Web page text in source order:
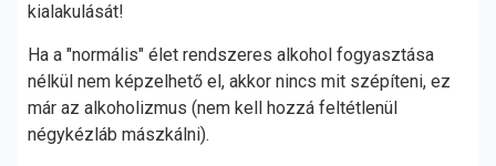
kialakulását!
Ha a "normális" élet rendszeres alkohol fogyasztása
nélkül nem képzelhető el, akkor nincs mit szépíteni, ez
már az alkoholizmus (nem kell hozzá feltétlenül
négykézláb mászkálni).